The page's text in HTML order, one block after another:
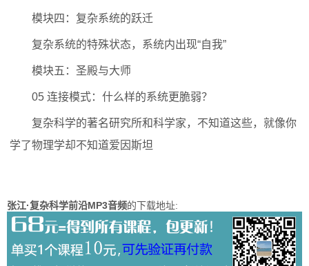
模块四：复杂系统的跃迁
复杂系统的特殊状态，系统内出现“自我”
模块五：圣殿与大师
05 连接模式：什么样的系统更脆弱？
复杂科学的著名研究所和科学家，不知道这些，就像你
学了物理学却不知道爱因斯坦
张江·复杂科学前沿MP3音频的下载地址: